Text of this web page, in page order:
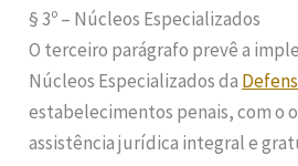
§ 3º – Núcleos Especializados
O terceiro parágrafo prevê a
Núcleos Especializados da
estabelecimentos penais, com o
assistência jurídica integral e